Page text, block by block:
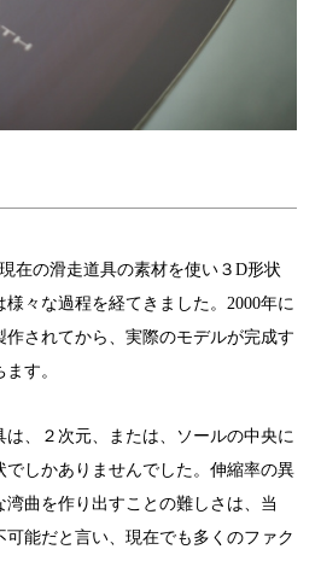
在の滑走道具の素材を使い３D形状
々な過程を経てきました。2000年に
されてから、実際のモデルが完成す
す。
、２次元、または、ソールの中央に
しかありませんでした。伸縮率の異
曲を作り出すことの難しさは、当
能だと言い、現在でも多くのファク